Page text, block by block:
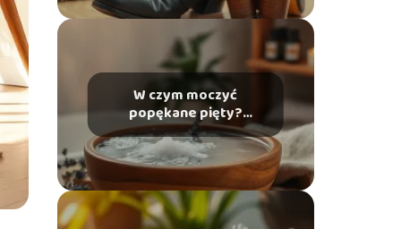
W czym moczyć
popękane pięty?
Skuteczne domowe
sposoby na ulgę